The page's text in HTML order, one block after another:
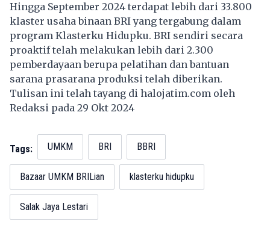
Hingga September 2024 terdapat lebih dari 33.800
klaster usaha binaan BRI yang tergabung dalam
program Klasterku Hidupku. BRI sendiri secara
proaktif telah melakukan lebih dari 2.300
pemberdayaan berupa pelatihan dan bantuan
sarana prasarana produksi telah diberikan.
Tulisan ini telah tayang di halojatim.com oleh
Redaksi pada 29 Okt 2024
Tags: UMKM BRI BBRI
Bazaar UMKM BRILian klasterku hidupku
Salak Jaya Lestari